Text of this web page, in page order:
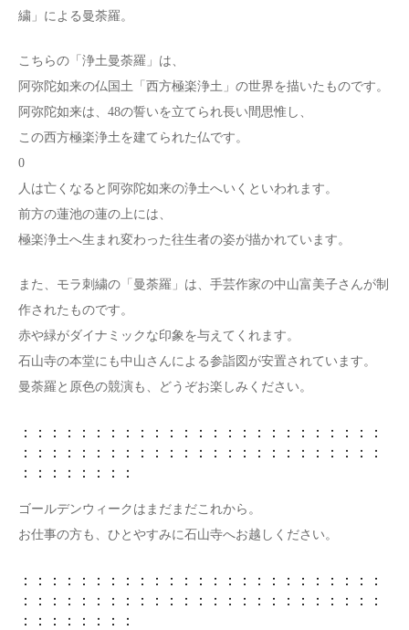
繍」による曼荼羅。
こちらの「浄土曼荼羅」は、
阿弥陀如来の仏国土「西方極楽浄土」の世界を描いたものです。
阿弥陀如来は、48の誓いを立てられ長い間思惟し、
この西方極楽浄土を建てられた仏です。
0
人は亡くなると阿弥陀如来の浄土へいくといわれます。
前方の蓮池の蓮の上には、
極楽浄土へ生まれ変わった往生者の姿が描かれています。
また、モラ刺繍の「曼荼羅」は、手芸作家の中山富美子さんが制
作されたものです。
赤や緑がダイナミックな印象を与えてくれます。
石山寺の本堂にも中山さんによる参詣図が安置されています。
曼荼羅と原色の競演も、どうぞお楽しみください。
：：：：：：：：：：：：：：：：：：：：：：：：：
：：：：：：：：：：：：：：：：：：：：：：：：：
：：：：：：：：
ゴールデンウィークはまだまだこれから。
お仕事の方も、ひとやすみに石山寺へお越しください。
：：：：：：：：：：：：：：：：：：：：：：：：：
：：：：：：：：：：：：：：：：：：：：：：：：：
：：：：：：：：